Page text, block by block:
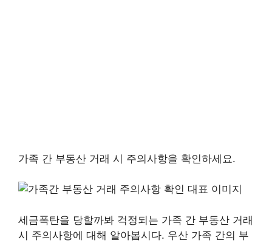
가족 간 부동산 거래 시 주의사항을 확인하세요.
세금폭탄을 당할까봐 걱정되는 가족 간 부동산 거래
시 주의사항에 대해 알아봅시다. 우산 가족 간의 부